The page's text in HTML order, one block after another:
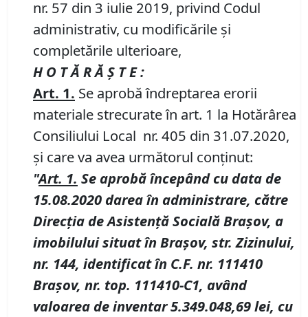
nr. 57 din 3 iulie 2019, privind Codul
administrativ, cu modificările și
completările ulterioare,
H O T Ă R Ă Ş T E :
Art. 1. Se aprobă îndreptarea erorii
materiale strecurate în art. 1 la Hotărârea
Consiliului Local nr. 405 din 31.07.2020,
şi care va avea următorul conţinut:
"Art. 1. Se aprobă începând cu data de
15.08.2020 darea în administrare, către
Direcţia de Asistenţă Socială Braşov, a
imobilului situat în Braşov, str. Zizinului,
nr. 144, identificat în C.F. nr. 111410
Braşov, nr. top. 111410-C1, având
valoarea de inventar 5.349.048,69 lei, cu